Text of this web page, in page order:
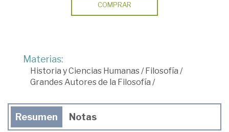
COMPRAR
Materias:
Historia y Ciencias Humanas/ Filosofía /
Grandes Autores de la Filosofía /
Resumen Notas